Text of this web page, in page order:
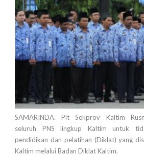
SAMARINDA. Plt Sekprov Kaltim
seluruh PNS lingkup Kaltim untuk
pendidikan dan pelatihan (Diklat) yang
Kaltim melalui Badan Diklat Kaltim.